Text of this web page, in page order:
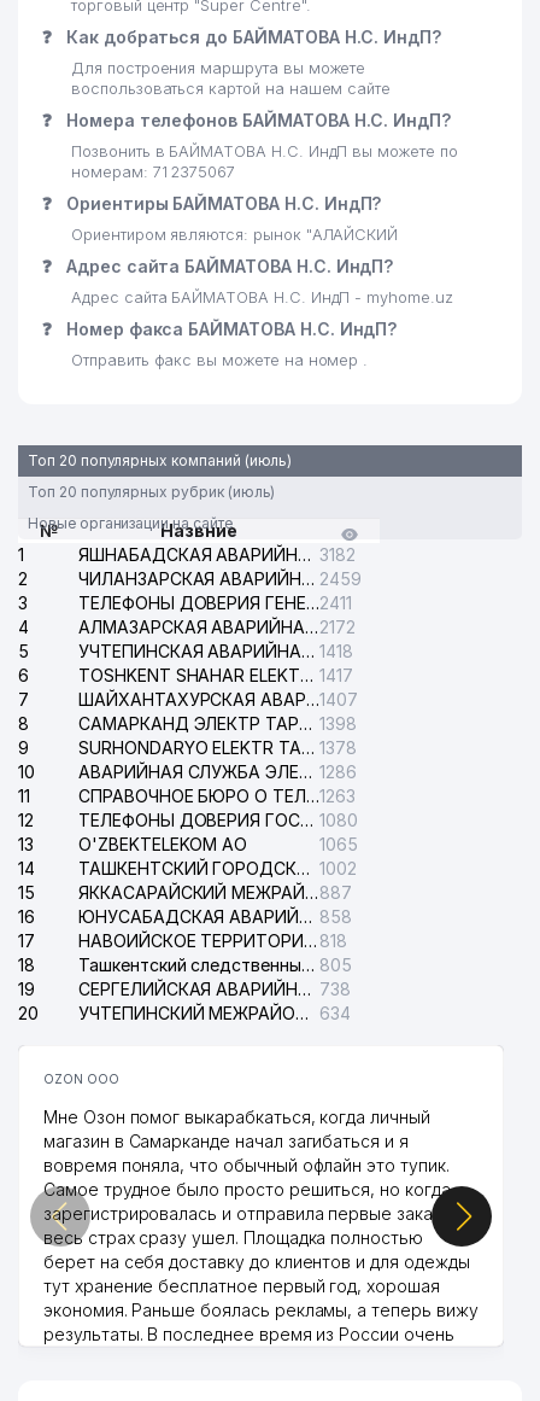
24 FASHION CORNER ООО 780 м
25
INTER INVESTMENT
CONSULTING ООО
809 м
26
ЦЕНТРАЛЬНОЕ
АЭРОГЕОДЕЗИЧЕСКОЕ
ПРЕДПРИЯТИЕ
27 БУРОВА В.Н. ЧП 863 м
PRO ART DECOR СП ООО 868 м
ИПАК ЙУЛИ АИКБ МИРЗО-
УЛУГБЕКСКИЙ ФИЛИАЛ АИКБ
31
ГОСУДАРСТВЕННЫЙ КОМИТЕТ
РЕСПУБЛИКИ УЗБЕКИСТАН ПО
АВТОМОБИЛЬНЫМ ДОРОГАМ
904 м
TAKEDA ПРЕДСТАВИТЕЛЬСТВО
AVTOTEST REPORT ООО
MULTIVAC PACKAGING ИП ООО
SAKURA CITY ООО
CHATKAL MOUNTAINS ООО
ПОСОЛЬСТВО ФЕДЕРАТИВНОЙ
РЕСПУБЛИКИ ГЕРМАНИЯ
торговый центр "Super Centre".
❓ Как добраться до БАЙМАТОВА Н.С. ИндП?
Для построения маршрута вы можете
воспользоваться картой на нашем сайте
❓ Номера телефонов БАЙМАТОВА Н.С. ИндП?
Позвонить в БАЙМАТОВА Н.С. ИндП вы можете по
номерам: 71 2375067
❓ Ориентиры БАЙМАТОВА Н.С. ИндП?
Ориентиром являются: рынок "АЛАЙСКИЙ
❓ Адрес сайта БАЙМАТОВА Н.С. ИндП?
Адрес сайта БАЙМАТОВА Н.С. ИндП - myhome.uz
❓ Номер факса БАЙМАТОВА Н.С. ИндП?
Отправить факс вы можете на номер .
Топ 20 популярных компаний (июль)
Топ 20 популярных рубрик (июль)
Новые организации на сайте
№
Назвние
1
ЯШНАБАДСКАЯ АВАРИЙНАЯ СЛУЖБА ЭЛЕКТРОСЕТИ 3182
2
ЧИЛАНЗАРСКАЯ АВАРИЙНАЯ СЛУЖБА ЭЛЕКТРОСЕТИ 2459
3
ТЕЛЕФОНЫ ДОВЕРИЯ ГЕНЕРАЛЬНОЙ ПРОКУРАТУРЫ РЕСПУБЛИКИ УЗБЕКИСТАН2411
4
АЛМАЗАРСКАЯ АВАРИЙНАЯ СЛУЖБА ЭЛЕКТРОСЕТИ2172
5
УЧТЕПИНСКАЯ АВАРИЙНАЯ СЛУЖБА ЭЛЕКТРОСЕТИ 1418
6
TOSHKENT SHAHAR ELEKTR TARMOQLARI KORXONASI АО 1417
7
ШАЙХАНТАХУРСКАЯ АВАРИЙНАЯ СЛУЖБА ЭЛЕКТРОСЕТИ1407
8
САМАРКАНД ЭЛЕКТР ТАРМОКЛАРИ АО 1398
9
SURHONDARYO ELEKTR TARMOKLARI АО 1378
10
АВАРИЙНАЯ СЛУЖБА ЭЛЕКТРОСЕТИ ТАШКЕНТСКОГО РАЙОНА 1286
11
СПРАВОЧНОЕ БЮРО О ТЕЛЕФОНАХ ОРГАНИЗАЦИЙ г. ТАШКЕНТА1263
12
ТЕЛЕФОНЫ ДОВЕРИЯ ГОСУДАРСТВЕННОГО ЦЕНТРА ТЕСТИРОВАНИЯ 1080
13
O'ZBEKTELEKOM АО
1065
14
ТАШКЕНТСКИЙ ГОРОДСКОЙ СУД ПО ГРАЖДАНСКИМ ДЕЛАМ 1002
15
ЯККАСАРАЙСКИЙ МЕЖРАЙОННЫЙ СУД ПО ГРАЖДАНСКИМ ДЕЛАМ887
16
ЮНУСАБАДСКАЯ АВАРИЙНАЯ СЛУЖБА ЭЛЕКТРОСЕТИ 858
17
НАВОИЙСКОЕ ТЕРРИТОРИАЛЬНОЕ ПРЕДПРИЯТИЕ ЭЛЕКТРОСЕТИ АО 818
18
Ташкентский следственный изолятор 805
19
СЕРГЕЛИЙСКАЯ АВАРИЙНАЯ СЛУЖБА ЭЛЕКТРОСЕТИ 738
20
УЧТЕПИНСКИЙ МЕЖРАЙОННЫЙ СУД ПО ГРАЖДАНСКИМ ДЕЛАМ 634
OZON ООО
Мне Озон помог выкарабкаться, когда личный
магазин в Самарканде начал загибаться и я
вовремя поняла, что обычный офлайн это тупик.
Самое трудное было просто решиться, но когда
зарегистрировалась и отправила первые заказы,
весь страх сразу ушел. Площадка полностью
берет на себя доставку до клиентов и для одежды
тут хранение бесплатное первый год, хорошая
экономия. Раньше боялась рекламы, а теперь вижу
результаты. В последнее время из России очень